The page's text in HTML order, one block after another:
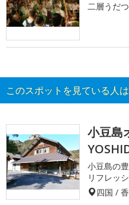
二層うだ
このスポットを見ている人
小豆島
小豆島の
リフレッ
四国 /